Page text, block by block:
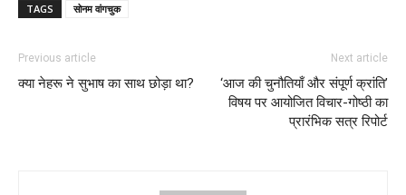
TAGS सोनम वांगचुक
Previous article
क्या नेहरू ने सुभाष का साथ छोड़ा था?
Next article
‘आज की चुनौतियाँ और संपूर्ण क्रांति’
विषय पर आयोजित विचार-गोष्ठी का
प्रारंभिक सत्र रिपोर्ट